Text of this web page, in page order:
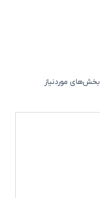
بخش‌های موردنیاز